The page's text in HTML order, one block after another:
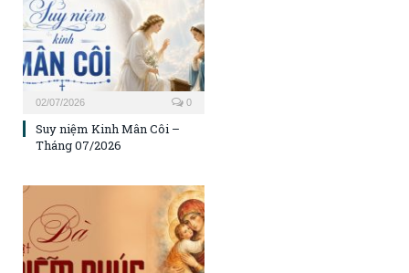
02/07/2026 0
Suy niệm Kinh Mân Côi –
Tháng 07/2026